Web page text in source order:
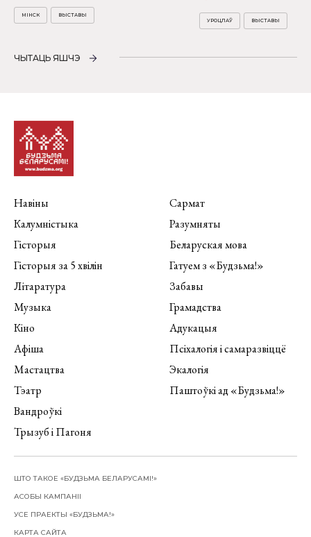
МІНСК ВЫСТАВЫ
УРОЦЛАЎ ВЫСТАВЫ
ЧЫТАЦЬ ЯШЧЭ
Навіны
Калумністыка
Гісторыя
Гісторыя за 5 хвілін
Літаратура
Музыка
Кіно
Афіша
Мастацтва
Тэатр
Вандроўкі
Трызуб і Пагоня
Сармат
Разумняты
Беларуская мова
Гатуем з «Будзьма!»
Забавы
Грамадства
Адукацыя
Псіхалогія і самаразвіццё
Экалогія
Паштоўкі ад «Будзьма!»
ШТО ТАКОЕ «БУДЗЬМА БЕЛАРУСАМІ!»
АСОБЫ КАМПАНІІ
УСЕ ПРАЕКТЫ «БУДЗЬМА!»
КАРТА САЙТА